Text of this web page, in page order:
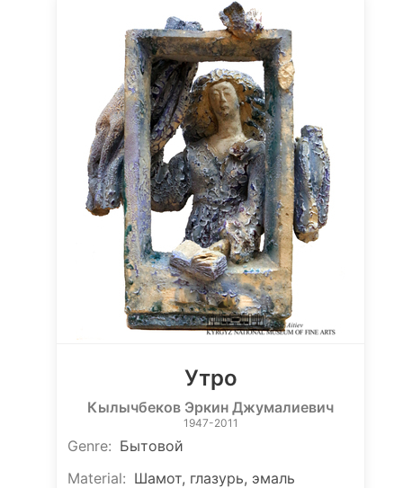
Утро
Кылычбеков Эркин Джумалиевич
1947-2011
Genre: Бытовой
Material: Шамот, глазурь, эмаль